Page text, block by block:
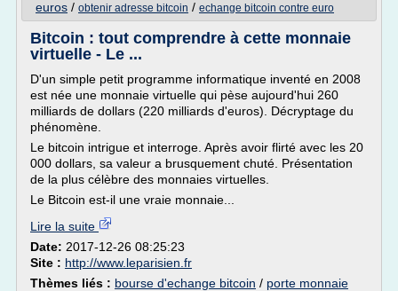
euros / obtenir adresse bitcoin / echange bitcoin contre euro
Bitcoin : tout comprendre à cette monnaie
virtuelle - Le ...
D'un simple petit programme informatique inventé en 2008
est née une monnaie virtuelle qui pèse aujourd'hui 260
milliards de dollars (220 milliards d'euros). Décryptage du
phénomène.
Le bitcoin intrigue et interroge. Après avoir flirté avec les 20
000 dollars, sa valeur a brusquement chuté. Présentation
de la plus célèbre des monnaies virtuelles.
Le Bitcoin est-il une vraie monnaie...
Lire la suite
Date: 2017-12-26 08:25:23
Site : http://www.leparisien.fr
Thèmes liés : bourse d'echange bitcoin / porte monnaie